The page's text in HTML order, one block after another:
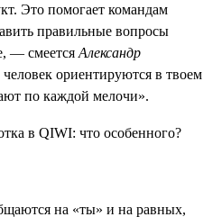
Это помогает командам
правильные вопросы
— смеется Александр
ориентируются в твоем
по каждой мелочи».
на «ты» и на равных,